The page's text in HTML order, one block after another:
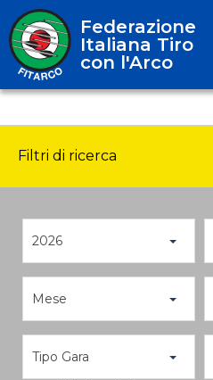
Federazione
Italiana Tiro
con l'Arco
Filtri di ricerca
2026
Mese
Tipo Gara